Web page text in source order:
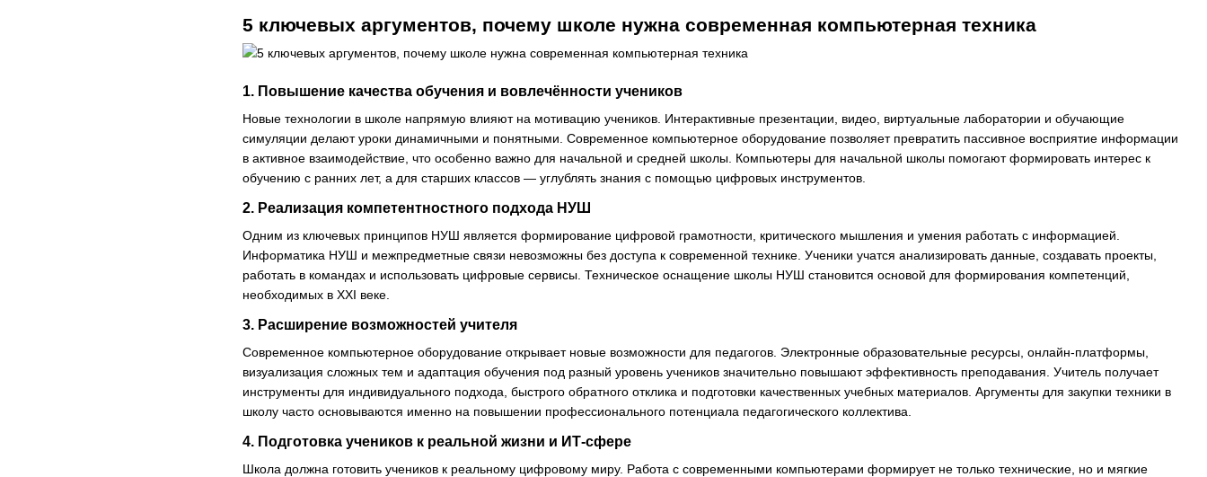
5 ключевых аргументов, почему школе нужна современная компьютерная техника
1. Повышение качества обучения и вовлечённости учеников
Новые технологии в школе напрямую влияют на мотивацию учеников. Интерактивные презентации, видео, виртуальные лаборатории и обучающие
симуляции делают уроки динамичными и понятными. Современное компьютерное оборудование позволяет превратить пассивное восприятие информации
в активное взаимодействие, что особенно важно для начальной и средней школы. Компьютеры для начальной школы помогают формировать интерес к
обучению с ранних лет, а для старших классов — углублять знания с помощью цифровых инструментов.
2. Реализация компетентностного подхода НУШ
Одним из ключевых принципов НУШ является формирование цифровой грамотности, критического мышления и умения работать с информацией.
Информатика НУШ и межпредметные связи невозможны без доступа к современной технике. Ученики учатся анализировать данные, создавать проекты,
работать в командах и использовать цифровые сервисы. Техническое оснащение школы НУШ становится основой для формирования компетенций,
необходимых в XXI веке.
3. Расширение возможностей учителя
Современное компьютерное оборудование открывает новые возможности для педагогов. Электронные образовательные ресурсы, онлайн-платформы,
визуализация сложных тем и адаптация обучения под разный уровень учеников значительно повышают эффективность преподавания. Учитель получает
инструменты для индивидуального подхода, быстрого обратного отклика и подготовки качественных учебных материалов. Аргументы для закупки техники в
школу часто основываются именно на повышении профессионального потенциала педагогического коллектива.
4. Подготовка учеников к реальной жизни и ИТ-сфере
Школа должна готовить учеников к реальному цифровому миру. Работа с современными компьютерами формирует не только технические, но и мягкие